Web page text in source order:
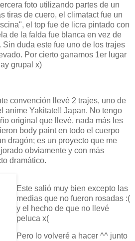
foto utilizando partes de un
tiras de cuero, el climatact fue un
el top fue de licra pintado con
de la falda fue blanca en vez de
duda este fue uno de los trajes
Por cierto ganamos 1er lugar
grupal x)
convención llevé 2 trajes, uno de
anime Yakitate!! Japan. No tengo
original que llevé, nada más les
body paint en todo el cuerpo
dragón; es un proyecto que me
obviamente y con más
dramático.
Este salió muy bien excepto las
medias que no fueron rosadas :(
y el hecho de que no llevé
peluca x(
Pero lo volveré a hacer ^^ junto